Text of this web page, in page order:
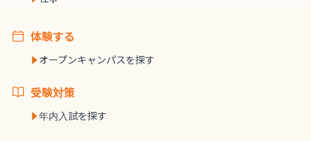
体験する
オープンキャンパスを探す
受験対策
年内入試を探す